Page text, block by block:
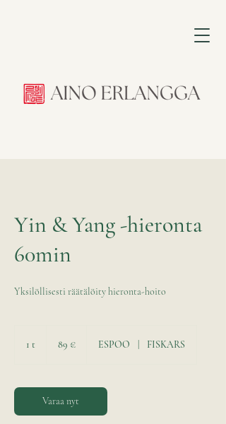
Yin & Yang -hieronta
60min
Yksilöllisesti räätälöity hieronta-hoito
1 t 89 € ESPOO FISKARS
Varaa nyt